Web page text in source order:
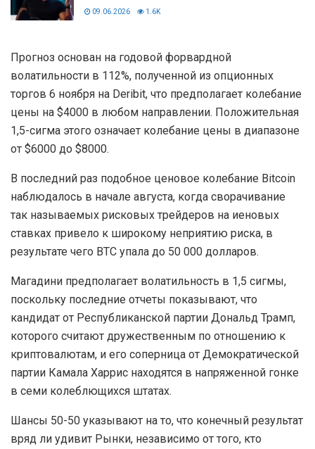
09.06.2026 1.6K
Прогноз основан на годовой форвардной
волатильности в 112%, полученной из опционных
торгов 6 ноября на Deribit, что предполагает колебание
цены на $4000 в любом направлении. Положительная
1,5-сигма этого означает колебание цены в диапазоне
от $6000 до $8000.
В последний раз подобное ценовое колебание Bitcoin
наблюдалось в начале августа, когда сворачивание
так называемых рисковых трейдеров на иеновых
ставках привело к широкому неприятию риска, в
результате чего BTC упала до 50 000 долларов.
Магадини предполагает волатильность в 1,5 сигмы,
поскольку последние отчеты показывают, что
кандидат от Республиканской партии Дональд Трамп,
которого считают дружественным по отношению к
криптовалютам, и его соперница от Демократической
партии Камала Харрис находятся в напряженной гонке
в семи колеблющихся штатах.
Шансы 50-50 указывают на то, что конечный результат
вряд ли удивит Рынки, независимо от того, кто